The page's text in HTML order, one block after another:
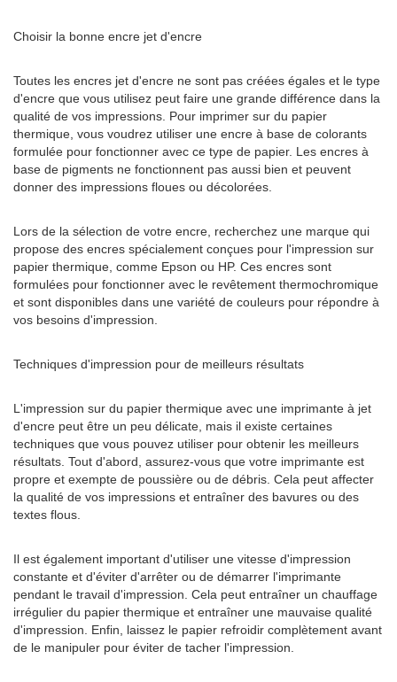
Choisir la bonne encre jet d'encre
Toutes les encres jet d'encre ne sont pas créées égales et le type
d'encre que vous utilisez peut faire une grande différence dans la
qualité de vos impressions. Pour imprimer sur du papier
thermique, vous voudrez utiliser une encre à base de colorants
formulée pour fonctionner avec ce type de papier. Les encres à
base de pigments ne fonctionnent pas aussi bien et peuvent
donner des impressions floues ou décolorées.
Lors de la sélection de votre encre, recherchez une marque qui
propose des encres spécialement conçues pour l'impression sur
papier thermique, comme Epson ou HP. Ces encres sont
formulées pour fonctionner avec le revêtement thermochromique
et sont disponibles dans une variété de couleurs pour répondre à
vos besoins d'impression.
Techniques d'impression pour de meilleurs résultats
L'impression sur du papier thermique avec une imprimante à jet
d'encre peut être un peu délicate, mais il existe certaines
techniques que vous pouvez utiliser pour obtenir les meilleurs
résultats. Tout d'abord, assurez-vous que votre imprimante est
propre et exempte de poussière ou de débris. Cela peut affecter
la qualité de vos impressions et entraîner des bavures ou des
textes flous.
Il est également important d'utiliser une vitesse d'impression
constante et d'éviter d'arrêter ou de démarrer l'imprimante
pendant le travail d'impression. Cela peut entraîner un chauffage
irrégulier du papier thermique et entraîner une mauvaise qualité
d'impression. Enfin, laissez le papier refroidir complètement avant
de le manipuler pour éviter de tacher l'impression.